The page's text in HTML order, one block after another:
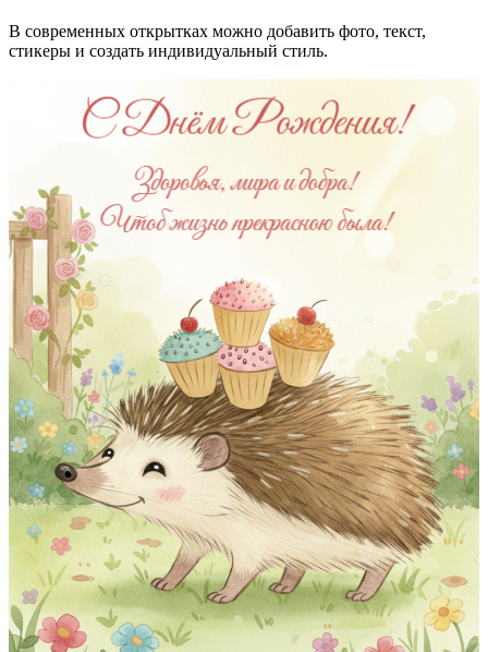
В современных открытках можно добавить фото, текст,
стикеры и создать индивидуальный стиль.